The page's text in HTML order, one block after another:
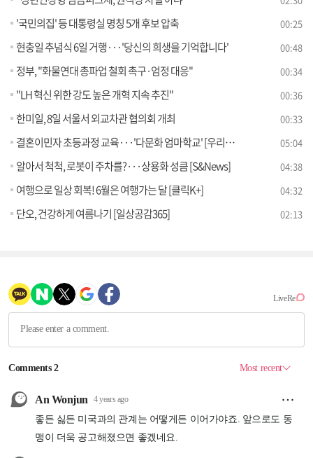
'국민의집' 등 대통령실 명칭 5개 후보 압축 00:25
현충일 추념식 6일 거행···'당신의 희생을 기억합니다' 00:48
정부, "화물연대 총파업 철회 촉구·엄정 대응" 00:34
"LH 혁신 위한 강도 높은 개혁 지속 추진" 00:36
한미일, 8일 서울서 외교차관 협의회 개최 00:33
결혼이민자 초등과정 교육···'다문화 엄마학교' [우리동네 개선문] 05:04
알아서 척척, 로봇이 주차를?···상용화 성큼 [S&News] 04:38
여행으로 일상 회복! 6월은 여행가는 달 [클릭K+] 04:32
단오, 건강하게 여름나기 [일상공감365] 02:13